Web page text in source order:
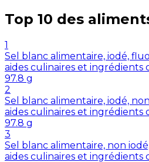
Top 10 des
1
Sel blanc alimentaire, iodé,
aides culinaires et ingrédients
97.8 g
2
Sel blanc alimentaire, iodé,
aides culinaires et ingrédients
97.8 g
3
Sel blanc alimentaire, non
aides culinaires et ingrédients